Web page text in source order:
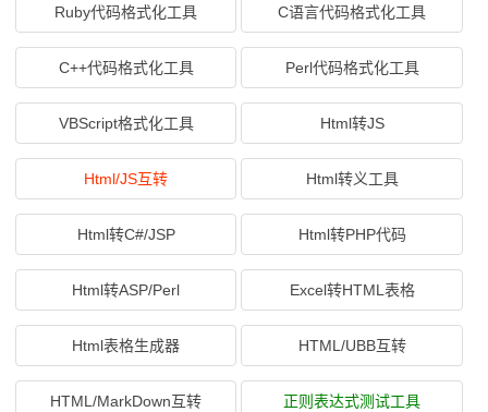
Ruby代码格式化工具 C语言代码格式化工具
C++代码格式化工具 Perl代码格式化工具
VBScript格式化工具 Html转JS
Html/JS互转 Html转义工具
Html转C#/JSP Html转PHP代码
Html转ASP/Perl Excel转HTML表格
Html表格生成器 HTML/UBB互转
HTML/MarkDown互转 正则表达式测试工具